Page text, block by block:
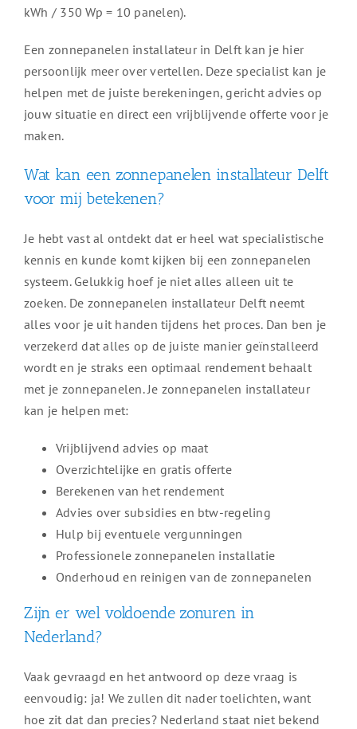
kWh / 350 Wp = 10 panelen).
Een zonnepanelen installateur in Delft kan je hier
persoonlijk meer over vertellen. Deze specialist kan je
helpen met de juiste berekeningen, gericht advies op
jouw situatie en direct een vrijblijvende offerte voor je
maken.
Wat kan een zonnepanelen installateur Delft
voor mij betekenen?
Je hebt vast al ontdekt dat er heel wat specialistische
kennis en kunde komt kijken bij een zonnepanelen
systeem. Gelukkig hoef je niet alles alleen uit te
zoeken. De zonnepanelen installateur Delft neemt
alles voor je uit handen tijdens het proces. Dan ben je
verzekerd dat alles op de juiste manier geïnstalleerd
wordt en je straks een optimaal rendement behaalt
met je zonnepanelen. Je zonnepanelen installateur
kan je helpen met:
Vrijblijvend advies op maat
Overzichtelijke en gratis offerte
Berekenen van het rendement
Advies over subsidies en btw-regeling
Hulp bij eventuele vergunningen
Professionele zonnepanelen installatie
Onderhoud en reinigen van de zonnepanelen
Zijn er wel voldoende zonuren in
Nederland?
Vaak gevraagd en het antwoord op deze vraag is
eenvoudig: ja! We zullen dit nader toelichten, want
hoe zit dat dan precies? Nederland staat niet bekend